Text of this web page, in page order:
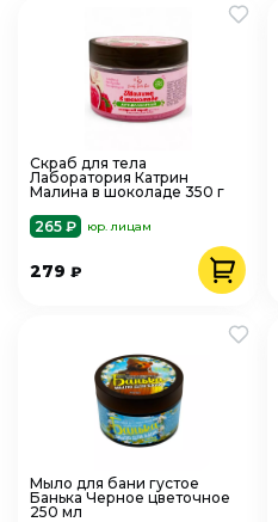
Скраб для тела
Лаборатория Катрин
Малина в шоколаде 350 г
265 ₽
юр. лицам
279 ₽
Мыло для бани густое
Банька Черное цветочное
250 мл